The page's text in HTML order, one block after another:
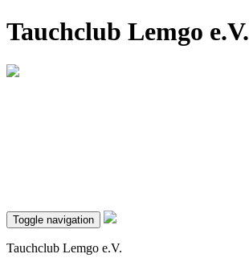
Tauchclub Lemgo e.V.
Toggle navigation
Tauchclub Lemgo e.V.